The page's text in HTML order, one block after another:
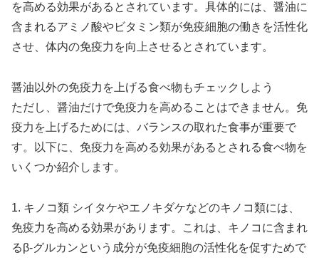
を高める効果があるとされています。具体的には、醤油に
含まれるアミノ酸やビタミン類が免疫細胞の働きを活性化
させ、体内の免疫力を向上させるとされています。
醤油以外の免疫力を上げる食べ物もチェックしよう
ただし、醤油だけで免疫力を高めることはできません。免
疫力を上げるためには、バランスの取れた食事が重要で
す。以下に、免疫力を高める効果があるとされる食べ物を
いくつか紹介します。
1. キノコ類 シイタケやエノキダケなどのキノコ類には、
免疫力を高める効果があります。これは、キノコに含まれ
るβ-グルカンという成分が免疫細胞の活性化を促すためで